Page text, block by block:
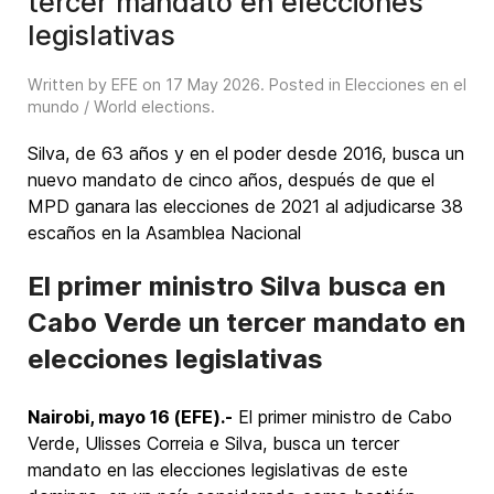
legislativas
Written by EFE on 17 May 2026. Posted in Elecciones en el
mundo / World elections.
Silva, de 63 años y en el poder desde 2016, busca un
nuevo mandato de cinco años, después de que el
MPD ganara las elecciones de 2021 al adjudicarse 38
escaños en la Asamblea Nacional
El primer ministro Silva busca en
Cabo Verde un tercer mandato en
elecciones legislativas
Nairobi, mayo 16 (EFE).- El primer ministro de Cabo
Verde, Ulisses Correia e Silva, busca un tercer
mandato en las elecciones legislativas de este